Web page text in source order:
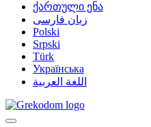
ქართული ენა
زبان فارسی
Polski
Srpski
Türk
Українська
اللغة العربية